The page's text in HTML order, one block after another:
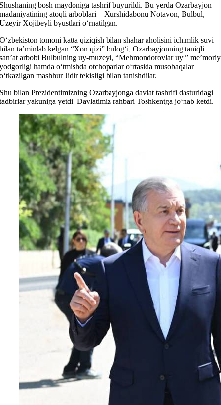
Shushaning bosh maydoniga tashrif buyurildi. Bu yerda Ozarbayjon
madaniyatining atoqli arboblari – Xurshidabonu Notavon, Bulbul,
Uzeyir Xojibeyli byustlari o‘rnatilgan.
O‘zbekiston tomoni katta qiziqish bilan shahar aholisini ichimlik suvi
bilan ta’minlab kelgan “Xon qizi” bulog‘i, Ozarbayjonning taniqli
san’at arbobi Bulbulning uy-muzeyi, “Mehmondorovlar uyi” me’moriy
yodgorligi hamda o‘tmishda otchoparlar o‘rtasida musobaqalar
o‘tkazilgan mashhur Jidir tekisligi bilan tanishdilar.
Shu bilan Prezidentimizning Ozarbayjonga davlat tashrifi dasturidagi
tadbirlar yakuniga yetdi. Davlatimiz rahbari Toshkentga jo‘nab ketdi.